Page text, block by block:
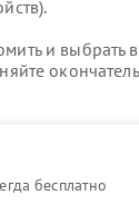
и выбрать
бесплатно